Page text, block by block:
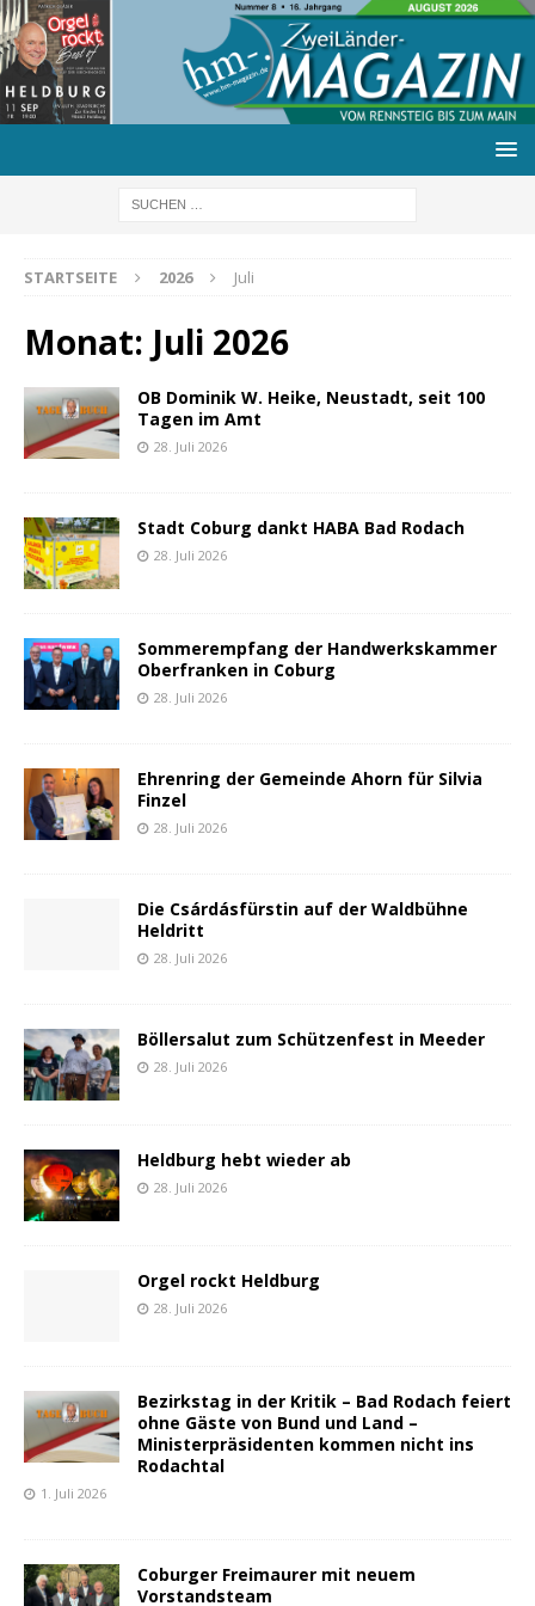
STARTSEITE 2026 Juli
Monat: Juli 2026
OB Dominik W. Heike, Neustadt, seit 100
Tagen im Amt
28. Juli 2026
Stadt Coburg dankt HABA Bad Rodach
28. Juli 2026
Sommerempfang der Handwerkskammer
Oberfranken in Coburg
28. Juli 2026
Ehrenring der Gemeinde Ahorn für Silvia
Finzel
28. Juli 2026
Die Csárdásfürstin auf der Waldbühne
Heldritt
28. Juli 2026
Böllersalut zum Schützenfest in Meeder
28. Juli 2026
Heldburg hebt wieder ab
28. Juli 2026
Orgel rockt Heldburg
28. Juli 2026
Bezirkstag in der Kritik – Bad Rodach feiert
ohne Gäste von Bund und Land –
Ministerpräsidenten kommen nicht ins
Rodachtal
1. Juli 2026
Coburger Freimaurer mit neuem
Vorstandsteam